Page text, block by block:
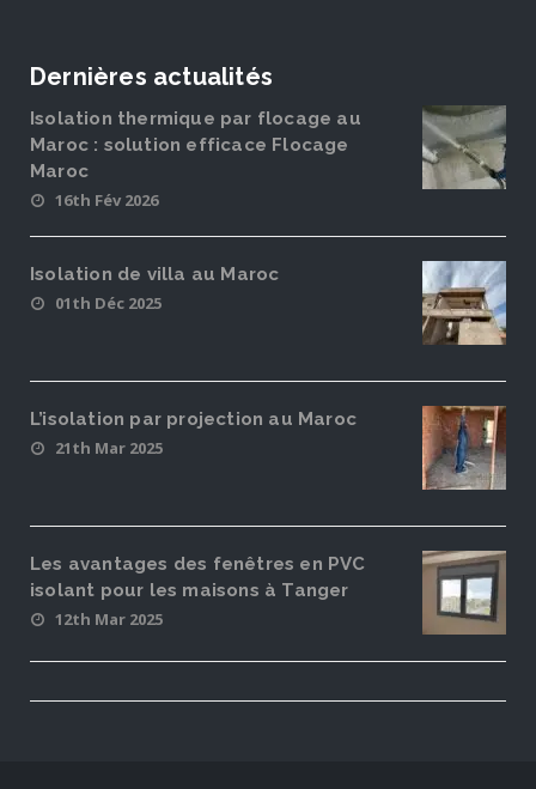
Dernières actualités
Isolation thermique par flocage au
Maroc : solution efficace Flocage
Maroc
16th Fév 2026
Isolation de villa au Maroc
01th Déc 2025
L’isolation par projection au Maroc
21th Mar 2025
Les avantages des fenêtres en PVC
isolant pour les maisons à Tanger
12th Mar 2025